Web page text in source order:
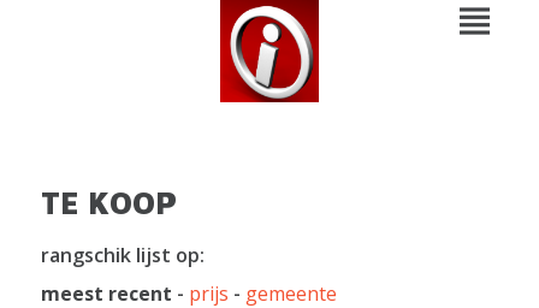
TE KOOP
rangschik lijst op:
meest recent - prijs - gemeente